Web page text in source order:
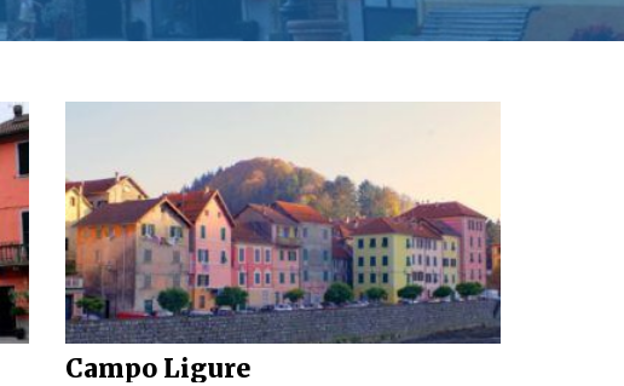
Campo Ligure